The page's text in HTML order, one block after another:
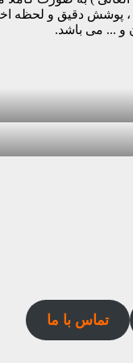
، پوشش دقیق و
و ... می باشد.
تماس با ما